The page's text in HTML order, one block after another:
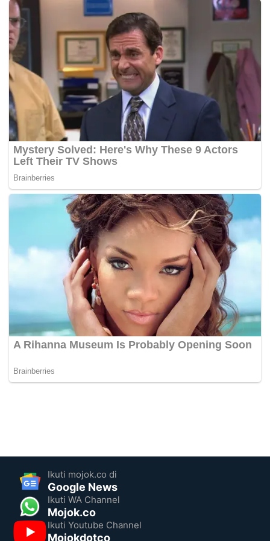
Ikuti mojok.co di
Google News
Ikuti WA Channel
Mojok.co
Ikuti Youtube Channel
Mojokdotco